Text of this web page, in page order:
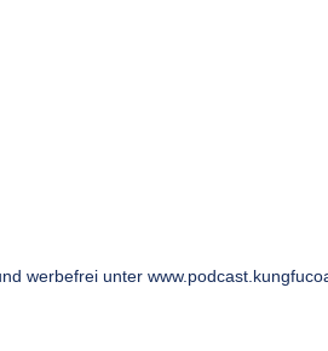
werbefrei unter